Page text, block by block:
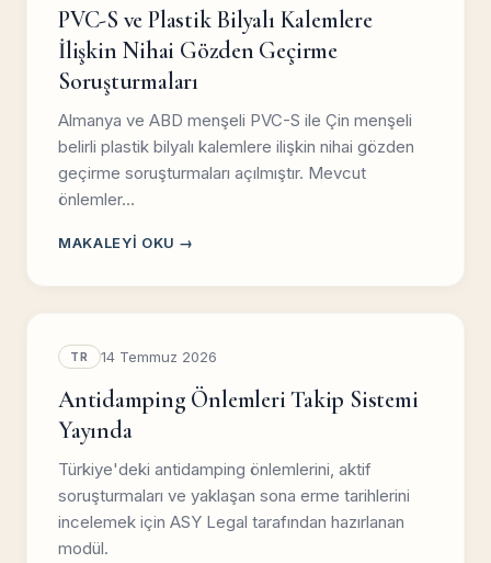
PVC-S ve Plastik Bilyalı Kalemlere
İlişkin Nihai Gözden Geçirme
Soruşturmaları
Almanya ve ABD menşeli PVC-S ile Çin menşeli
belirli plastik bilyalı kalemlere ilişkin nihai gözden
geçirme soruşturmaları açılmıştır. Mevcut
önlemler…
MAKALEYI OKU →
TR 14 Temmuz 2026
Antidamping Önlemleri Takip Sistemi
Yayında
Türkiye'deki antidamping önlemlerini, aktif
soruşturmaları ve yaklaşan sona erme tarihlerini
incelemek için ASY Legal tarafından hazırlanan
modül.